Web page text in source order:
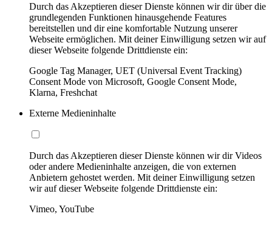
Durch das Akzeptieren dieser Dienste können wir dir über die
grundlegenden Funktionen hinausgehende Features
bereitstellen und dir eine komfortable Nutzung unserer
Webseite ermöglichen. Mit deiner Einwilligung setzen wir auf
dieser Webseite folgende Drittdienste ein:
Google Tag Manager, UET (Universal Event Tracking)
Consent Mode von Microsoft, Google Consent Mode,
Klarna, Freshchat
Externe Medieninhalte
Durch das Akzeptieren dieser Dienste können wir dir Videos
oder andere Medieninhalte anzeigen, die von externen
Anbietern gehostet werden. Mit deiner Einwilligung setzen
wir auf dieser Webseite folgende Drittdienste ein:
Vimeo, YouTube